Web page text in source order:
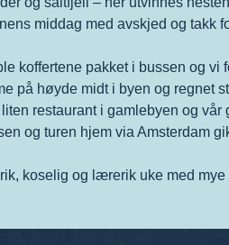
middag med avskjed og takk
koffertene pakket i bussen og
på høyde midt i byen og regnet
restaurant i gamlebyen og vår
og turen hjem via Amsterdam
koselig og lærerik uke med